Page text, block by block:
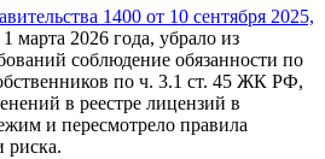
1400 от 10 сентября 2025,
марта 2026 года, убрало из
соблюдение обязанности по
по ч. 3.1 ст. 45 ЖК РФ,
в реестре лицензий в
и пересмотрело правила
риска.